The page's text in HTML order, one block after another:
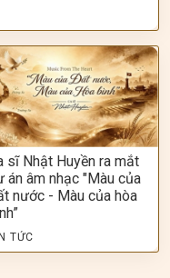
sĩ Nhật Huyền ra mắt
án âm nhạc "Màu của
nước - Màu của hòa
TỨC